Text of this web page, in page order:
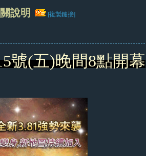
說明 [複製鏈接]
號(五)晚間8點開幕